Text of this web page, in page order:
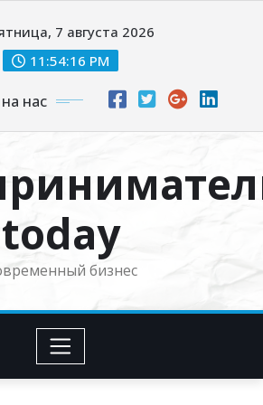
7 августа 2026
11:54:17 PM
нас
today
бизнес